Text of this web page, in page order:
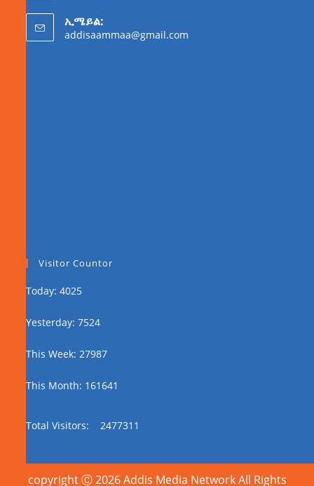
ኢሜይል:
addisaammaa@gmail.com
Visitor Countor
Today: 4025
Yesterday: 7524
This Week: 27987
This Month: 161641
Total Visitors: 2477311
copyright Ⓒ 2026 Addis Media Network All Rights